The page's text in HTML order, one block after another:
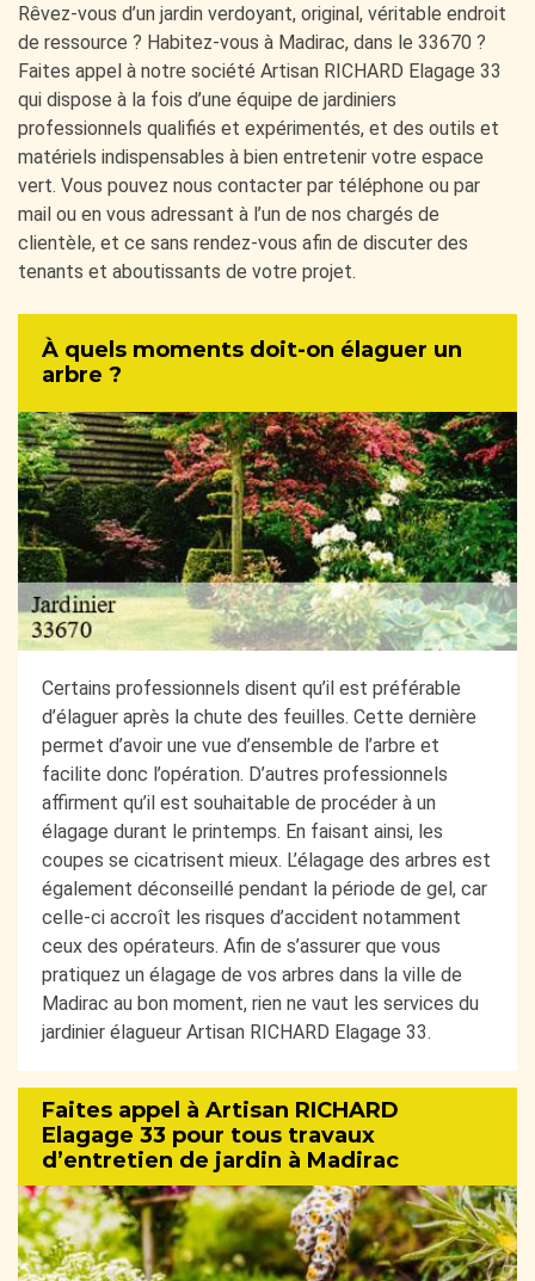
Rêvez-vous d’un jardin verdoyant, original, véritable endroit
de ressource ? Habitez-vous à Madirac, dans le 33670 ?
Faites appel à notre société Artisan RICHARD Elagage 33
qui dispose à la fois d’une équipe de jardiniers
professionnels qualifiés et expérimentés, et des outils et
matériels indispensables à bien entretenir votre espace
vert. Vous pouvez nous contacter par téléphone ou par
mail ou en vous adressant à l’un de nos chargés de
clientèle, et ce sans rendez-vous afin de discuter des
tenants et aboutissants de votre projet.
À quels moments doit-on élaguer un
arbre ?
Certains professionnels disent qu’il est préférable
d’élaguer après la chute des feuilles. Cette dernière
permet d’avoir une vue d’ensemble de l’arbre et
facilite donc l’opération. D’autres professionnels
affirment qu’il est souhaitable de procéder à un
élagage durant le printemps. En faisant ainsi, les
coupes se cicatrisent mieux. L’élagage des arbres est
également déconseillé pendant la période de gel, car
celle-ci accroît les risques d’accident notamment
ceux des opérateurs. Afin de s’assurer que vous
pratiquez un élagage de vos arbres dans la ville de
Madirac au bon moment, rien ne vaut les services du
jardinier élagueur Artisan RICHARD Elagage 33.
Faites appel à Artisan RICHARD
Elagage 33 pour tous travaux
d’entretien de jardin à Madirac